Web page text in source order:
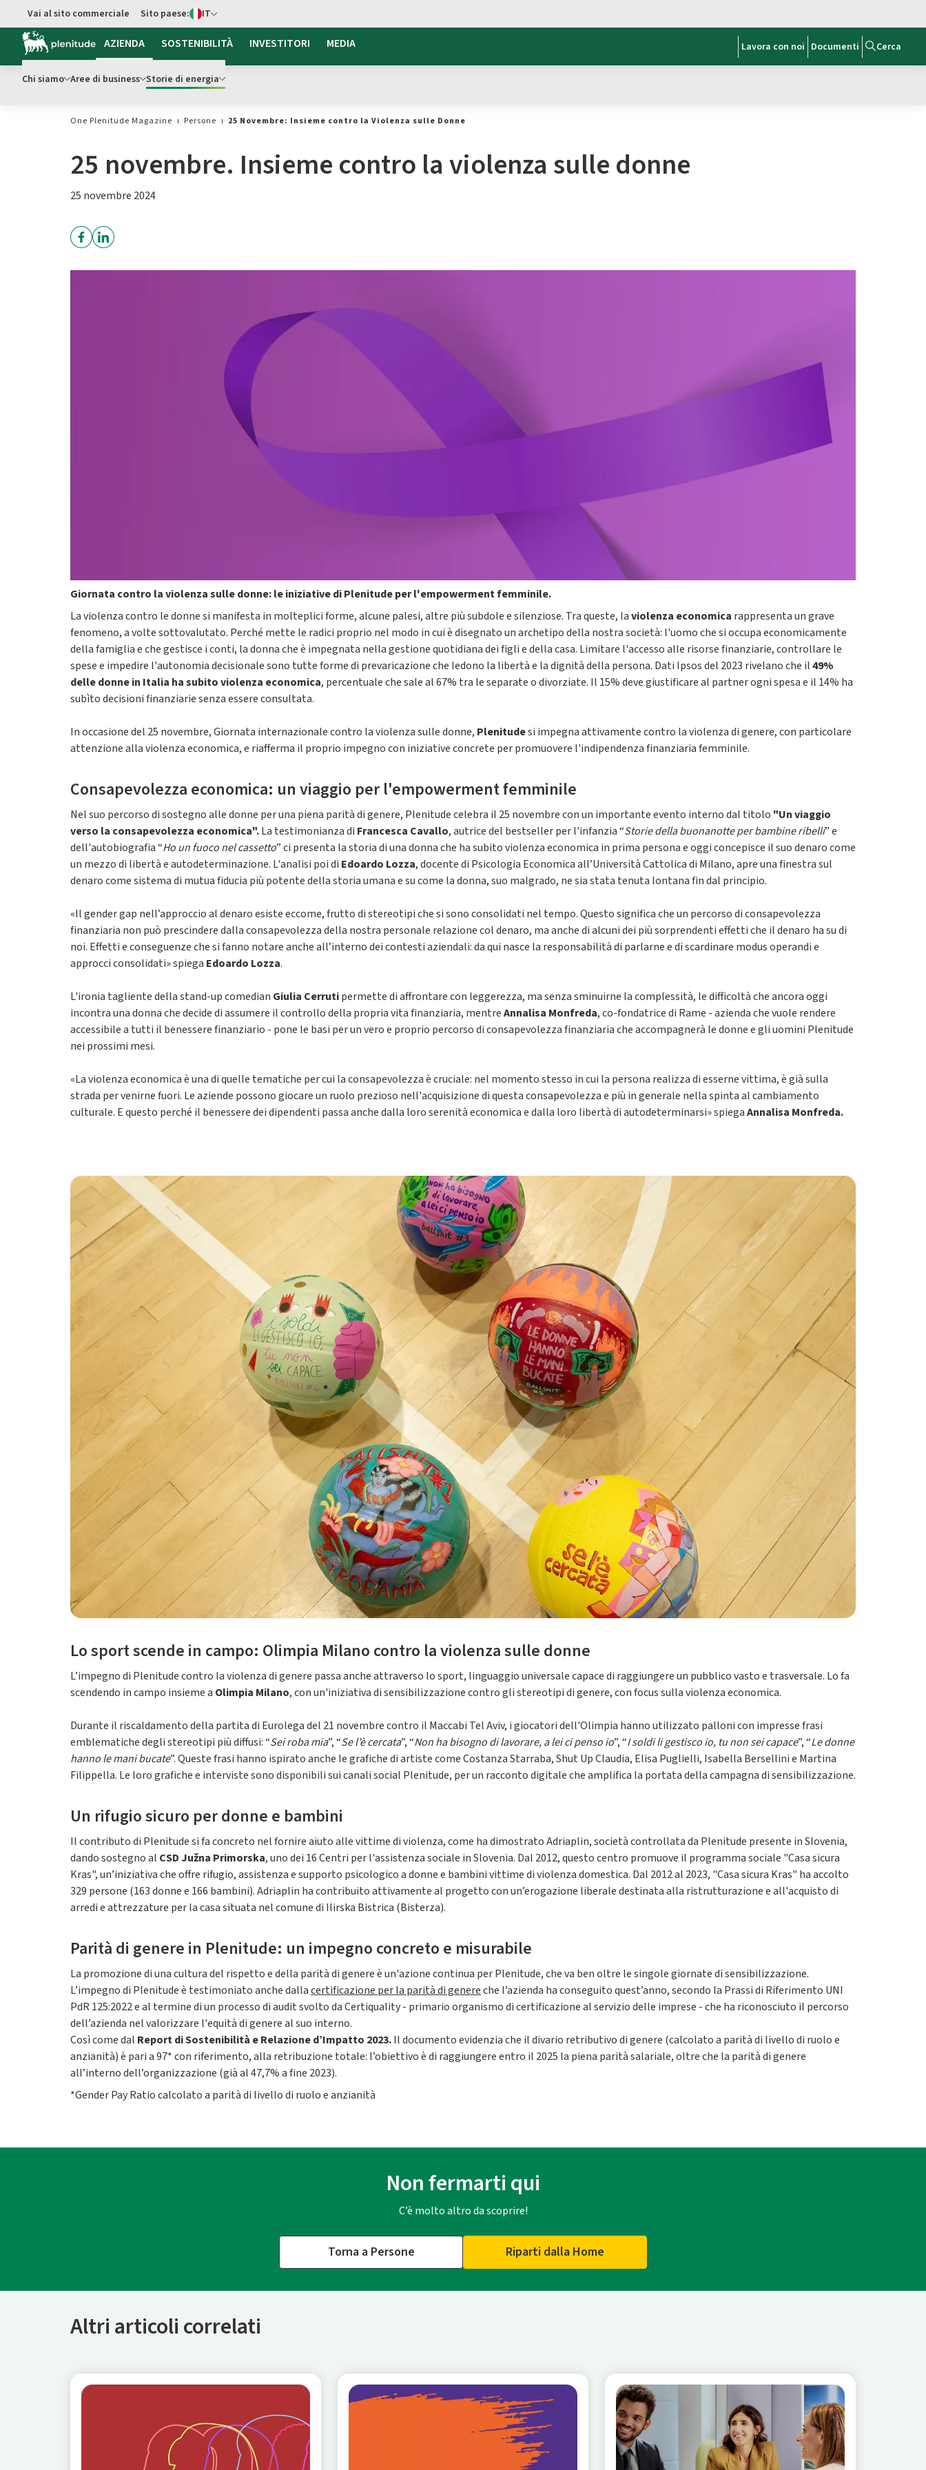
Vai al contenuto principale
Vai al sito commerciale Switch di Lingua
Sito paese: IT
AZIENDA
Chi siamo Aree di business Storie di energia
SOSTENIBILITÀ INVESTITORI MEDIA Lavora con noi Documenti Cerca
One Plenitude Magazine Persone 25 Novembre: Insieme contro la Violenza sulle Donne
25 novembre. Insieme contro la violenza sulle donne
25 novembre 2024
Giornata contro la violenza sulle donne: le iniziative di Plenitude per l'empowerment femminile.
La violenza contro le donne si manifesta in molteplici forme, alcune palesi, altre più subdole e silenziose. Tra queste, laviolenza economica rappresenta un grave
fenomeno, a volte sottovalutato. Perché mette le radici proprio nel modo in cui è disegnato un archetipo della nostra società: l'uomo che si occupa economicamente
della famiglia e che gestisce i conti, la donna che è impegnata nella gestione quotidiana dei figli e della casa. Limitare l'accesso alle risorse finanziarie, controllare le
spese e impedire l'autonomia decisionale sono tutte forme di prevaricazione che ledono la libertà e la dignità della persona. Dati Ipsos del 2023 rivelano che il49%
delle donne in Italia ha subito violenza economica, percentuale che sale al 67% tra le separate o divorziate. Il 15% deve giustificare al partner ogni spesa e il 14% ha
subìto decisioni finanziarie senza essere consultata.
In occasione del 25 novembre, Giornata internazionale contro la violenza sulle donne, Plenitudesi impegna attivamente contro la violenza di genere, con particolare
attenzione alla violenza economica, e riafferma il proprio impegno con iniziative concrete per promuovere l'indipendenza finanziaria femminile.
Consapevolezza economica: un viaggio per l'empowerment femminile
Nel suo percorso di sostegno alle donne per una piena parità di genere, Plenitude celebra il 25 novembre con un importante evento interno dal titolo "Un viaggio
verso la consapevolezza economica".La testimonianza di Francesca Cavallo, autrice del bestseller per l'infanzia “Storie della buonanotte per bambine ribelli” e
dell'autobiografia “Ho un fuoco nel cassetto” ci presenta la storia di una donna che ha subito violenza economica in prima persona e oggi concepisce il suo denaro come
un mezzo di libertà e autodeterminazione. L'analisi poi di Edoardo Lozza, docente di Psicologia Economica all’Università Cattolica di Milano, apre una finestra sul
denaro come sistema di mutua fiducia più potente della storia umana e su come la donna, suo malgrado, ne sia stata tenuta lontana fin dal principio.
«Il gender gap nell’approccio al denaro esiste eccome, frutto di stereotipi che si sono consolidati nel tempo. Questo significa che un percorso di consapevolezza
finanziaria non può prescindere dalla consapevolezza della nostra personale relazione col denaro, ma anche di alcuni dei più sorprendenti effetti che il denaro ha su di
noi. Effetti e conseguenze che si fanno notare anche all’interno dei contesti aziendali: da qui nasce la responsabilità di parlarne e di scardinare modus operandi e
approcci consolidati» spiega Edoardo Lozza.
L'ironia tagliente della stand-up comedian Giulia Cerrutipermette di affrontare con leggerezza, ma senza sminuirne la complessità, le difficoltà che ancora oggi
incontra una donna che decide di assumere il controllo della propria vita finanziaria, mentreAnnalisa Monfreda, co-fondatrice di Rame - azienda che vuole rendere
accessibile a tutti il benessere finanziario - pone le basi per un vero e proprio percorso di consapevolezza finanziaria che accompagnerà le donne e gli uomini Plenitude
nei prossimi mesi.
«La violenza economica è una di quelle tematiche per cui la consapevolezza è cruciale: nel momento stesso in cui la persona realizza di esserne vittima, è già sulla
strada per venirne fuori. Le aziende possono giocare un ruolo prezioso nell'acquisizione di questa consapevolezza e più in generale nella spinta al cambiamento
culturale. E questo perché il benessere dei dipendenti passa anche dalla loro serenità economica e dalla loro libertà di autodeterminarsi» spiegaAnnalisa Monfreda.
Lo sport scende in campo: Olimpia Milano contro la violenza sulle donne
L’impegno di Plenitude contro la violenza di genere passa anche attraverso lo sport, linguaggio universale capace di raggiungere un pubblico vasto e trasversale. Lo fa
scendendo in campo insieme a Olimpia Milano, con un'iniziativa di sensibilizzazione contro gli stereotipi di genere, con focus sulla violenza economica.
Durante il riscaldamento della partita di Eurolega del 21 novembre contro il Maccabi Tel Aviv, i giocatori dell'Olimpia hanno utilizzato palloni con impresse frasi
emblematiche degli stereotipi più diffusi: “Sei roba mia”, “Se l’è cercata”, “Non ha bisogno di lavorare, a lei ci penso io”, “I soldi li gestisco io, tu non sei capace”, “Le donne
hanno le mani bucate”. Queste frasi hanno ispirato anche le grafiche di artiste come Costanza Starraba, Shut Up Claudia, Elisa Puglielli, Isabella Bersellini e Martina
Filippella. Le loro grafiche e interviste sono disponibili sui canali social Plenitude, per un racconto digitale che amplifica la portata della campagna di sensibilizzazione.
Un rifugio sicuro per donne e bambini
Il contributo di Plenitude si fa concreto nel fornire aiuto alle vittime di violenza, come ha dimostrato Adriaplin, società controllata da Plenitude presente in Slovenia,
dando sostegno al CSD Južna Primorska, uno dei 16 Centri per l'assistenza sociale in Slovenia. Dal 2012, questo centro promuove il programma sociale "Casa sicura
Kras", un’iniziativa che offre rifugio, assistenza e supporto psicologico a donne e bambini vittime di violenza domestica. Dal 2012 al 2023, "Casa sicura Kras" ha accolto
329 persone (163 donne e 166 bambini). Adriaplin ha contribuito attivamente al progetto con un’erogazione liberale destinata alla ristrutturazione e all'acquisto di
arredi e attrezzature per la casa situata nel comune di Ilirska Bistrica (Bisterza).
Parità di genere in Plenitude: un impegno concreto e misurabile
La promozione di una cultura del rispetto e della parità di genere è un'azione continua per Plenitude, che va ben oltre le singole giornate di sensibilizzazione.
L’impegno di Plenitude è testimoniato anche dallacertificazione per la parità di genereche l’azienda ha conseguito quest’anno, secondo la Prassi di Riferimento UNI
PdR 125:2022 e al termine di un processo di audit svolto da Certiquality - primario organismo di certificazione al servizio delle imprese - che ha riconosciuto il percorso
dell’azienda nel valorizzare l'equità di genere al suo interno.
Così come dal Report di Sostenibilità e Relazione d’Impatto 2023.Il documento evidenzia che il divario retributivo di genere (calcolato a parità di livello di ruolo e
anzianità) è pari a 97* con riferimento, alla retribuzione totale: l’obiettivo è di raggiungere entro il 2025 la piena parità salariale, oltre che la parità di genere
all’interno dell’organizzazione (già al 47,7% a fine 2023).
*Gender Pay Ratio calcolato a parità di livello di ruolo e anzianità
Non fermarti qui
C’è molto altro da scoprire!
Riparti dalla Home
Torna a Persone
Altri articoli correlati